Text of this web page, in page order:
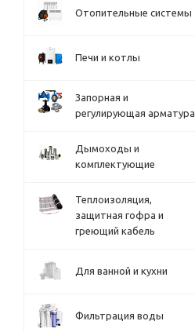
Отопительные системы
Печи и котлы
Запорная и
регулирующая арматура
Дымоходы и
комплектующие
Теплоизоляция,
защитная гофра и
греющий кабель
Для ванной и кухни
Фильтрация воды